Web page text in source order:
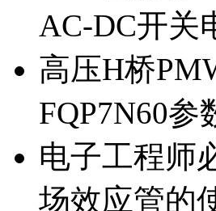
AC-DC开关
高压H桥
FQP7N60
电子工程师
场效应管的